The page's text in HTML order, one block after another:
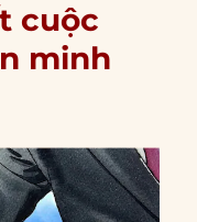
cuộc
minh